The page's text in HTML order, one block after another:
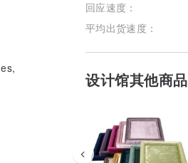
回应速度：
平均出货速度：
设计馆其他商品